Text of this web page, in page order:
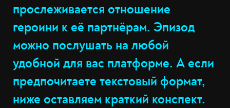
прослеживается отношение
героини к её партнёрам. Эпизод
можно послушать на любой
удобной для вас платформе. А если
предпочитаете текстовый формат,
ниже оставляем краткий конспект.